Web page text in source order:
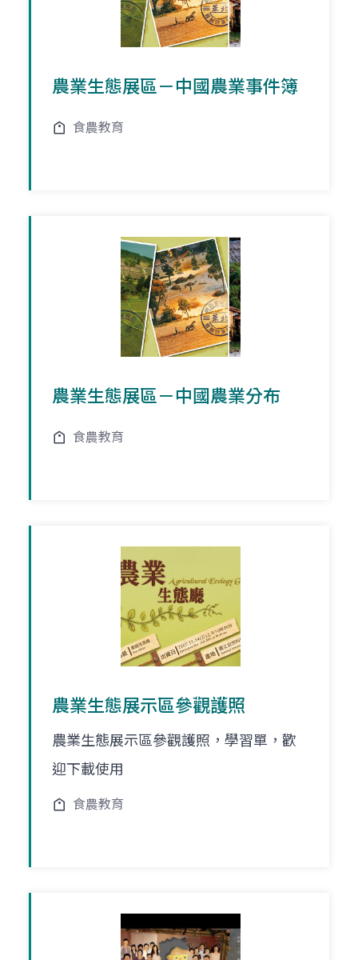
農業生態展區－中國農業事件簿
食農教育
農業生態展區－中國農業分布
食農教育
農業生態展示區參觀護照
農業生態展示區參觀護照，學習單，歡
迎下載使用
食農教育